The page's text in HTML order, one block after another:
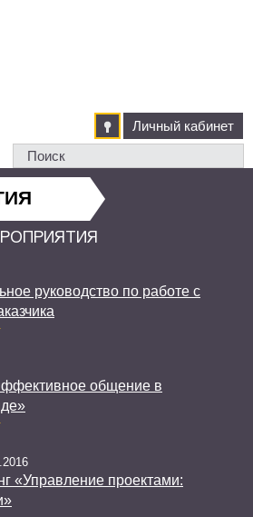
Личный кабинет
руководство по работе с
общение в
«Управление проектами: